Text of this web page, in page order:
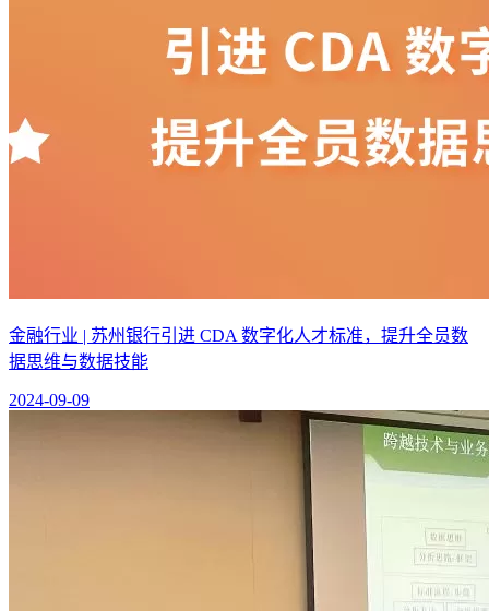
金融行业 | 苏州银行引进 CDA 数字化人才标准，提升全员数
据思维与数据技能
2024-09-09